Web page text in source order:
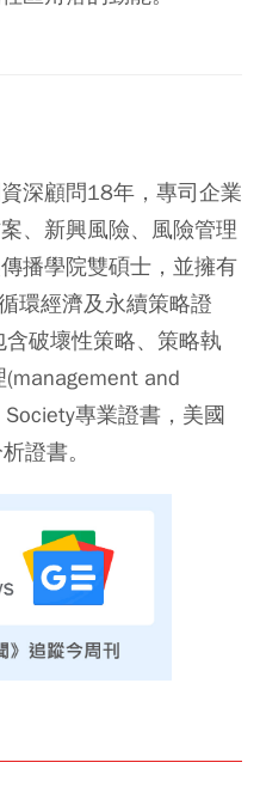
深顧問18年，專司企業
、新興風險、風險管理
播學院雙碩士，並擁有
環經濟及永續策略證
破壞性策略、策略執
and
專業證書，美國
證書。